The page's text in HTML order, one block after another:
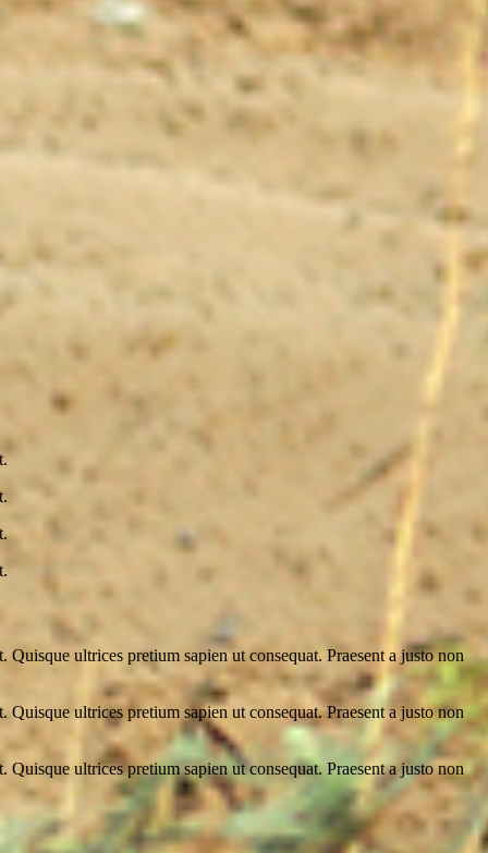
ultrices pretium sapien ut consequat. Praesent a justo non
ultrices pretium sapien ut consequat. Praesent a justo non
ultrices pretium sapien ut consequat. Praesent a justo non